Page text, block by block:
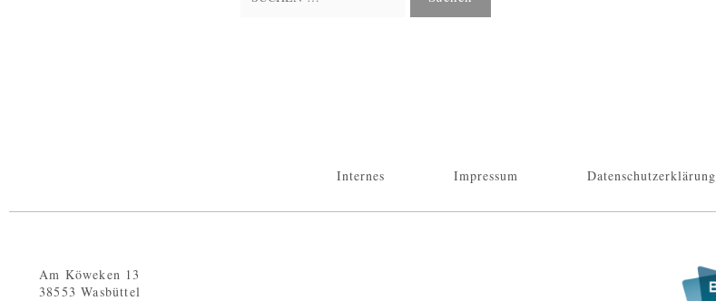
Internes Impressum Datenschutzerklärung
Am Köweken 13
38553 Wasbüttel